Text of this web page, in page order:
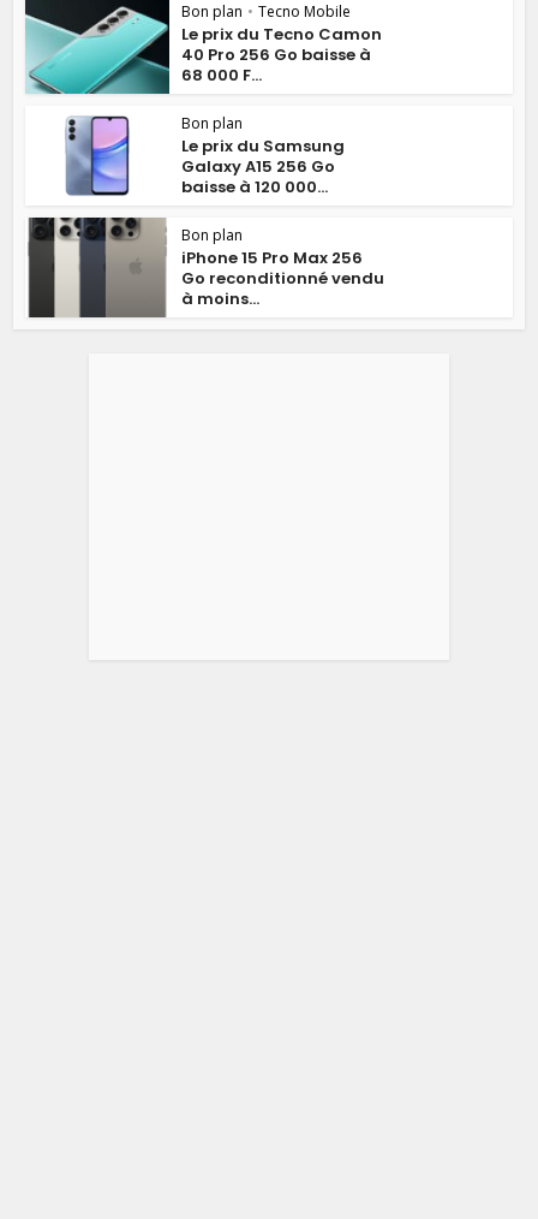
Bon plan • Tecno Mobile
Le prix du Tecno Camon
40 Pro 256 Go baisse à
68 000 F...
Bon plan
Le prix du Samsung
Galaxy A15 256 Go
baisse à 120 000...
Bon plan
iPhone 15 Pro Max 256
Go reconditionné vendu
à moins...